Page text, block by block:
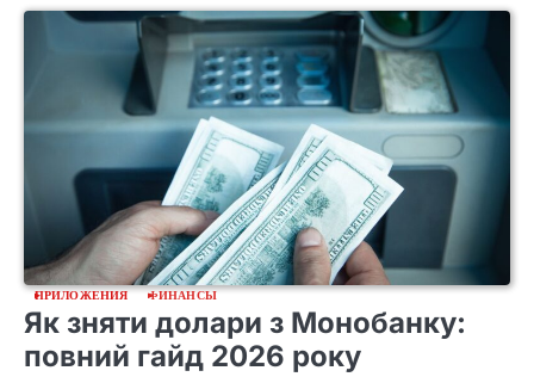
ПРИЛОЖЕНИЯ ФИНАНСЫ
Як зняти долари з Монобанку:
повний гайд 2026 року